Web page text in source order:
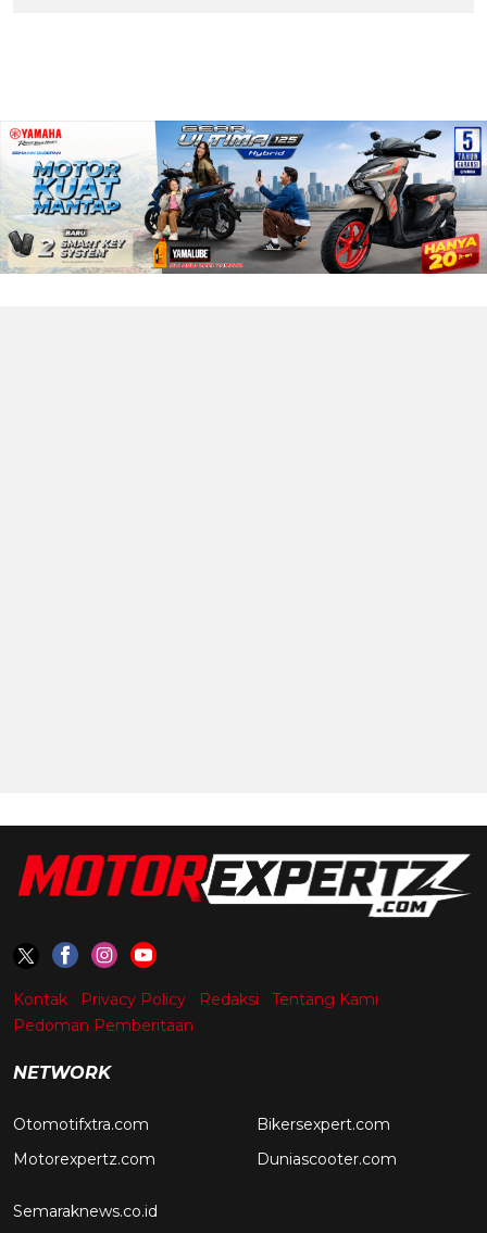
Kontak Privacy Policy Redaksi
Tentang Kami
Pedoman Pemberitaan
NETWORK
Otomotifxtra.com
Motorexpertz.com
Bikersexpert.com
Duniascooter.com
Semaraknews.co.id